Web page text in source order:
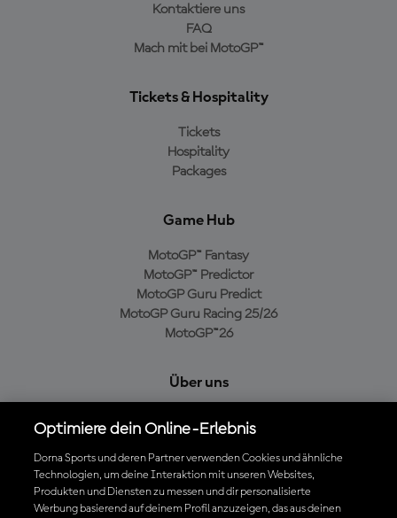
Kontaktiere uns
FAQ
Mach mit bei MotoGP™
Tickets & Hospitality
Tickets
Hospitality
Packages
Game Hub
MotoGP™ Fantasy
MotoGP™ Predictor
MotoGP Guru Predict
MotoGP Guru Racing 25/26
MotoGP™26
Über uns
Cookie-Richtlinien
Geschäftsbedingungen
Datenschutzrichtlinien
Kaufrichtlinie
Optimiere dein Online-Erlebnis
Dorna Sports und deren Partner verwenden Cookies und ähnliche
Technologien, um deine Interaktion mit unseren Websites,
Produkten und Diensten zu messen und dir personalisierte
Werbung basierend auf deinem Profil anzuzeigen, das aus deinen